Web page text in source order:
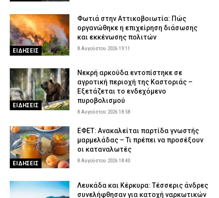
ΕΙΔΗΣΕΙΣ
Φωτιά στην Αττικοβοιωτία: Πώς
οργανώθηκε η επιχείρηση διάσωσης
και εκκένωσης πολιτών
8 Αυγούστου 2026 19:11
ΕΙΔΗΣΕΙΣ
Νεκρή αρκούδα εντοπίστηκε σε
αγροτική περιοχή της Καστοριάς –
Εξετάζεται το ενδεχόμενο
πυροβολισμού
8 Αυγούστου 2026 18:58
ΕΙΔΗΣΕΙΣ
ΕΦΕΤ: Ανακαλείται παρτίδα γνωστής
μαρμελάδας – Τι πρέπει να προσέξουν
οι καταναλωτές
8 Αυγούστου 2026 18:40
Λευκάδα και Κέρκυρα: Τέσσερις άνδρες
συνελήφθησαν για κατοχή ναρκωτικών